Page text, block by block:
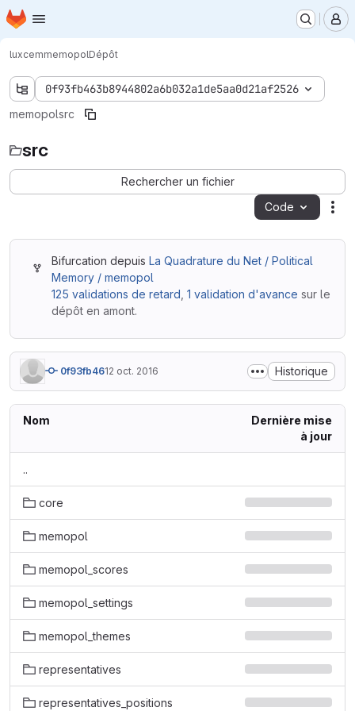
Passer au contenu principal
Page d'accueil
luxcemmemopolDépôt
0f93fb463b8944802a6b032a1de5aa0d21af2526
memopolsrc
src
Rechercher un fichier
Code
Bifurcation depuisLa Quadrature du Net / Political
Memory / memopol
125 validations de retard ,1 validation d'avancesur le
dépôt en amont.
0f93fb4612 oct. 2016 Historique
Nom
Dernière mise
à jour
..
core
memopol
memopol_scores
memopol_settings
memopol_themes
representatives
representatives_positions